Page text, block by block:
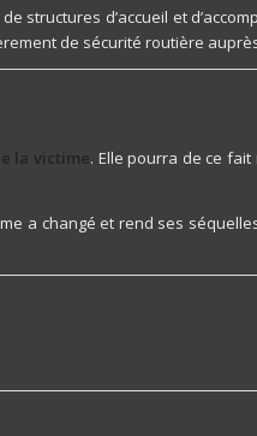
d’accueil et
de sécurité routière
la victime. Elle pourra de ce
a changé et rend ses